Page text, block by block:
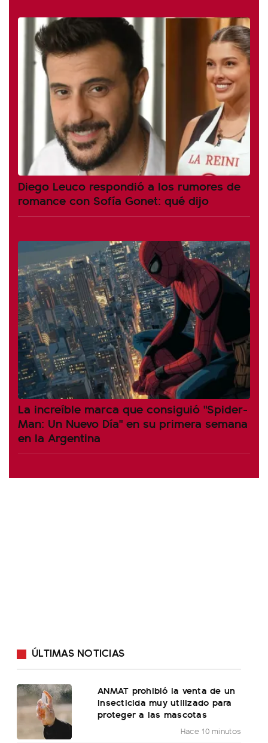
Diego Leuco respondió a los rumores de
romance con Sofía Gonet: qué dijo
La increíble marca que consiguió "Spider-
Man: Un Nuevo Día" en su primera semana
en la Argentina
ÚLTIMAS NOTICIAS
ANMAT prohibió la venta de un
insecticida muy utilizado para
proteger a las mascotas
Hace 10 minutos